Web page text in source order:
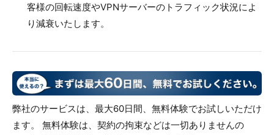
客様の回転速度やVPNサーバーのトラフィック状況によ
り減衰いたします。
弊社のサービスは、最大60日間、無料体験でお試しいただけ
ます。 無料体験は、契約の拘束などは一切ありませんの